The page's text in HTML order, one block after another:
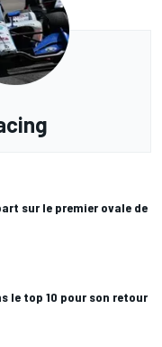
sur le premier ovale de
le top 10 pour son retour